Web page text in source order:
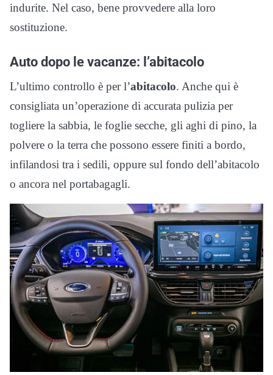
indurite. Nel caso, bene provvedere alla loro
sostituzione.
Auto dopo le vacanze: l’abitacolo
L’ultimo controllo è per l’abitacolo. Anche qui è
consigliata un’operazione di accurata pulizia per
togliere la sabbia, le foglie secche, gli aghi di pino, la
polvere o la terra che possono essere finiti a bordo,
infilandosi tra i sedili, oppure sul fondo dell’abitacolo
o ancora nel portabagagli.